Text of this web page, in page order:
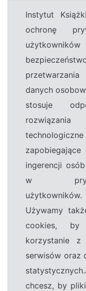
Instytut
ochronę
danych
stosuje
rozwiązania
technologiczne
zapobiegające
ingerencji
w
użytkowników.
Używamy
cookies, by
korzystanie z
serwisów oraz
chcesz, by